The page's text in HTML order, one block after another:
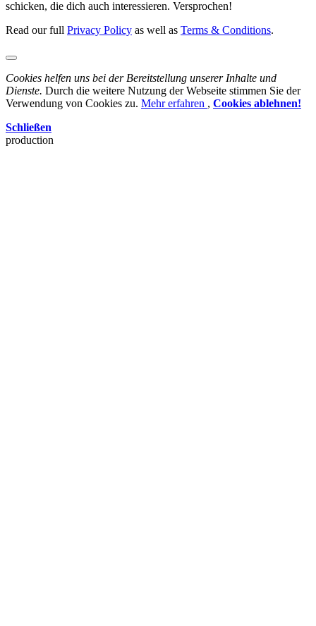
schicken, die dich auch interessieren. Versprochen!
Read our full Privacy Policy as well as Terms & Conditions.
Cookies helfen uns bei der Bereitstellung unserer Inhalte und
Dienste. Durch die weitere Nutzung der Webseite stimmen Sie der
Verwendung von Cookies zu. Mehr erfahren , Cookies ablehnen!
Schließen
production